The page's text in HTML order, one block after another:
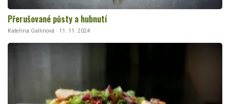
Přerušované půsty a hubnutí
Kateřina Gallinová · 11. 11. 2024